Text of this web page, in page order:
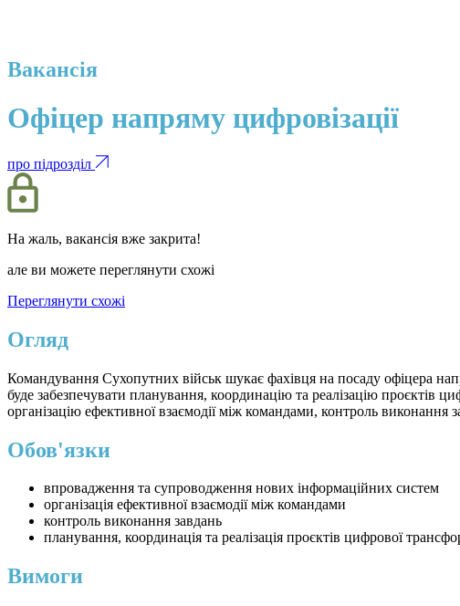
Вакансія
Офіцер напряму цифровізації
про підрозділ
На жаль, вакансія вже закрита!
але ви можете переглянути схожі
Переглянути схожі
Огляд
Командування Сухопутних військ шукає фахівця на посаду офіцера
буде забезпечувати планування, координацію та реалізацію проєктів
організацію ефективної взаємодії між командами, контроль
Обов'язки
впровадження та супроводження нових інформаційних систем
організація ефективної взаємодії між командами
контроль виконання завдань
планування, координація та реалізація проєктів цифрової
Вимоги